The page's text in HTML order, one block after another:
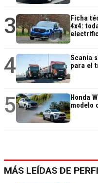
3
Ficha
4x4:
4
Scania
para el
5
Honda
modelo
MÁS LEÍDAS DE